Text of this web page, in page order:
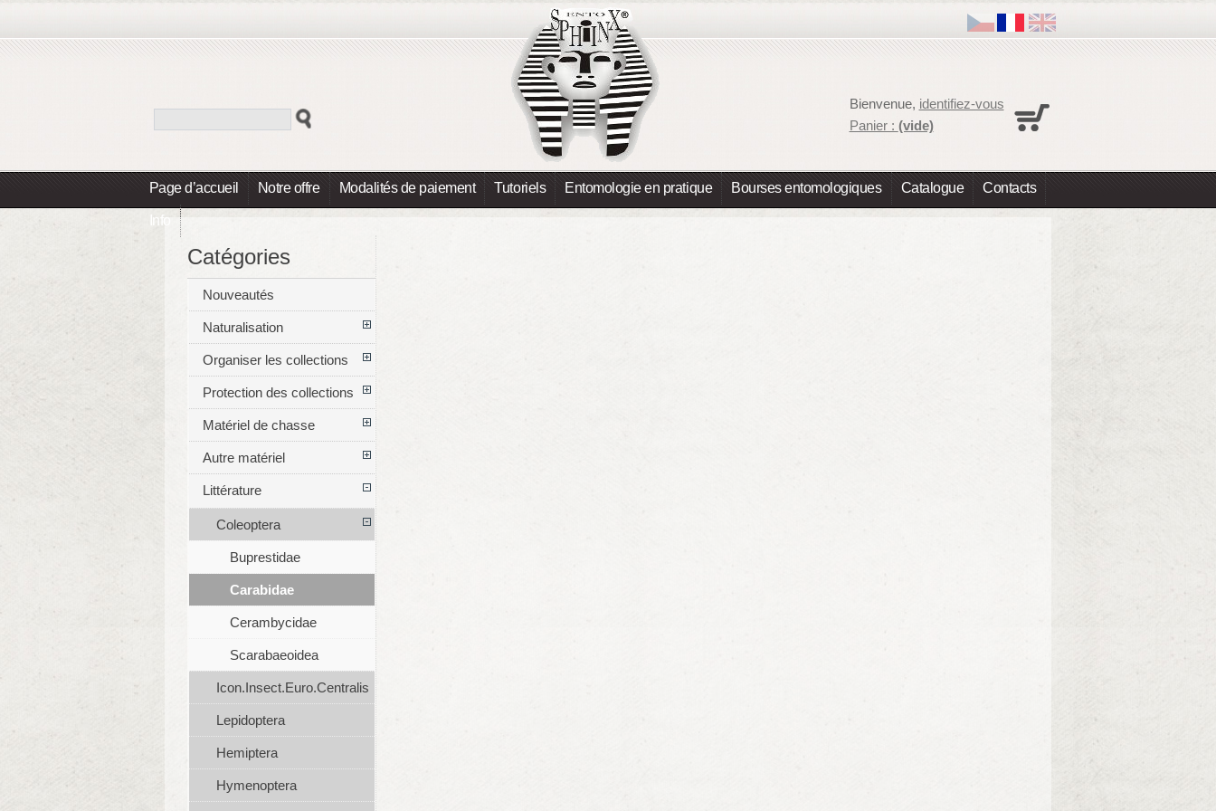
Page d’accueil Notre offre Modalités de paiement Tutoriels Entomologie en pratique Bourses entomologiques Catalogue Contacts
Info
Bienvenue, identifiez-vous
Panier : (vide)
Catégories
Nouveautés
Naturalisation
Organiser les collections
Protection des collections
Matériel de chasse
Autre matériel
Littérature
Coleoptera
Buprestidae
Carabidae
Cerambycidae
Scarabaeoidea
Icon.Insect.Euro.Centralis
Lepidoptera
Hemiptera
Hymenoptera
Aucun produit
Total 0,00 €
Les prix sont HT